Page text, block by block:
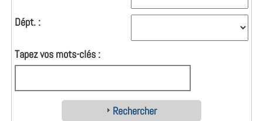
Dépt. :
Tapez vos mots-clés :
Rechercher